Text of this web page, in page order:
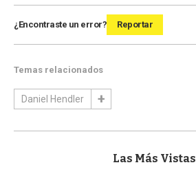
¿Encontraste un error? Reportar
Temas relacionados
Daniel Hendler
Las Más Vistas